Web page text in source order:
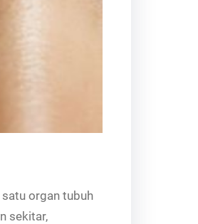
organ tubuh
sekitar,